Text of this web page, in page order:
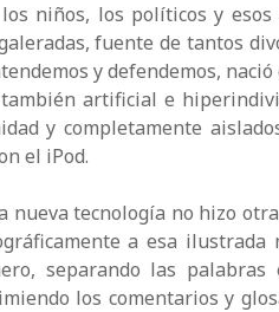
niños, los políticos y
fuente de tantos
y defendemos,
artificial e
y completamente
el iPod.
nueva tecnología no hizo
a esa
separando las
los comentarios y